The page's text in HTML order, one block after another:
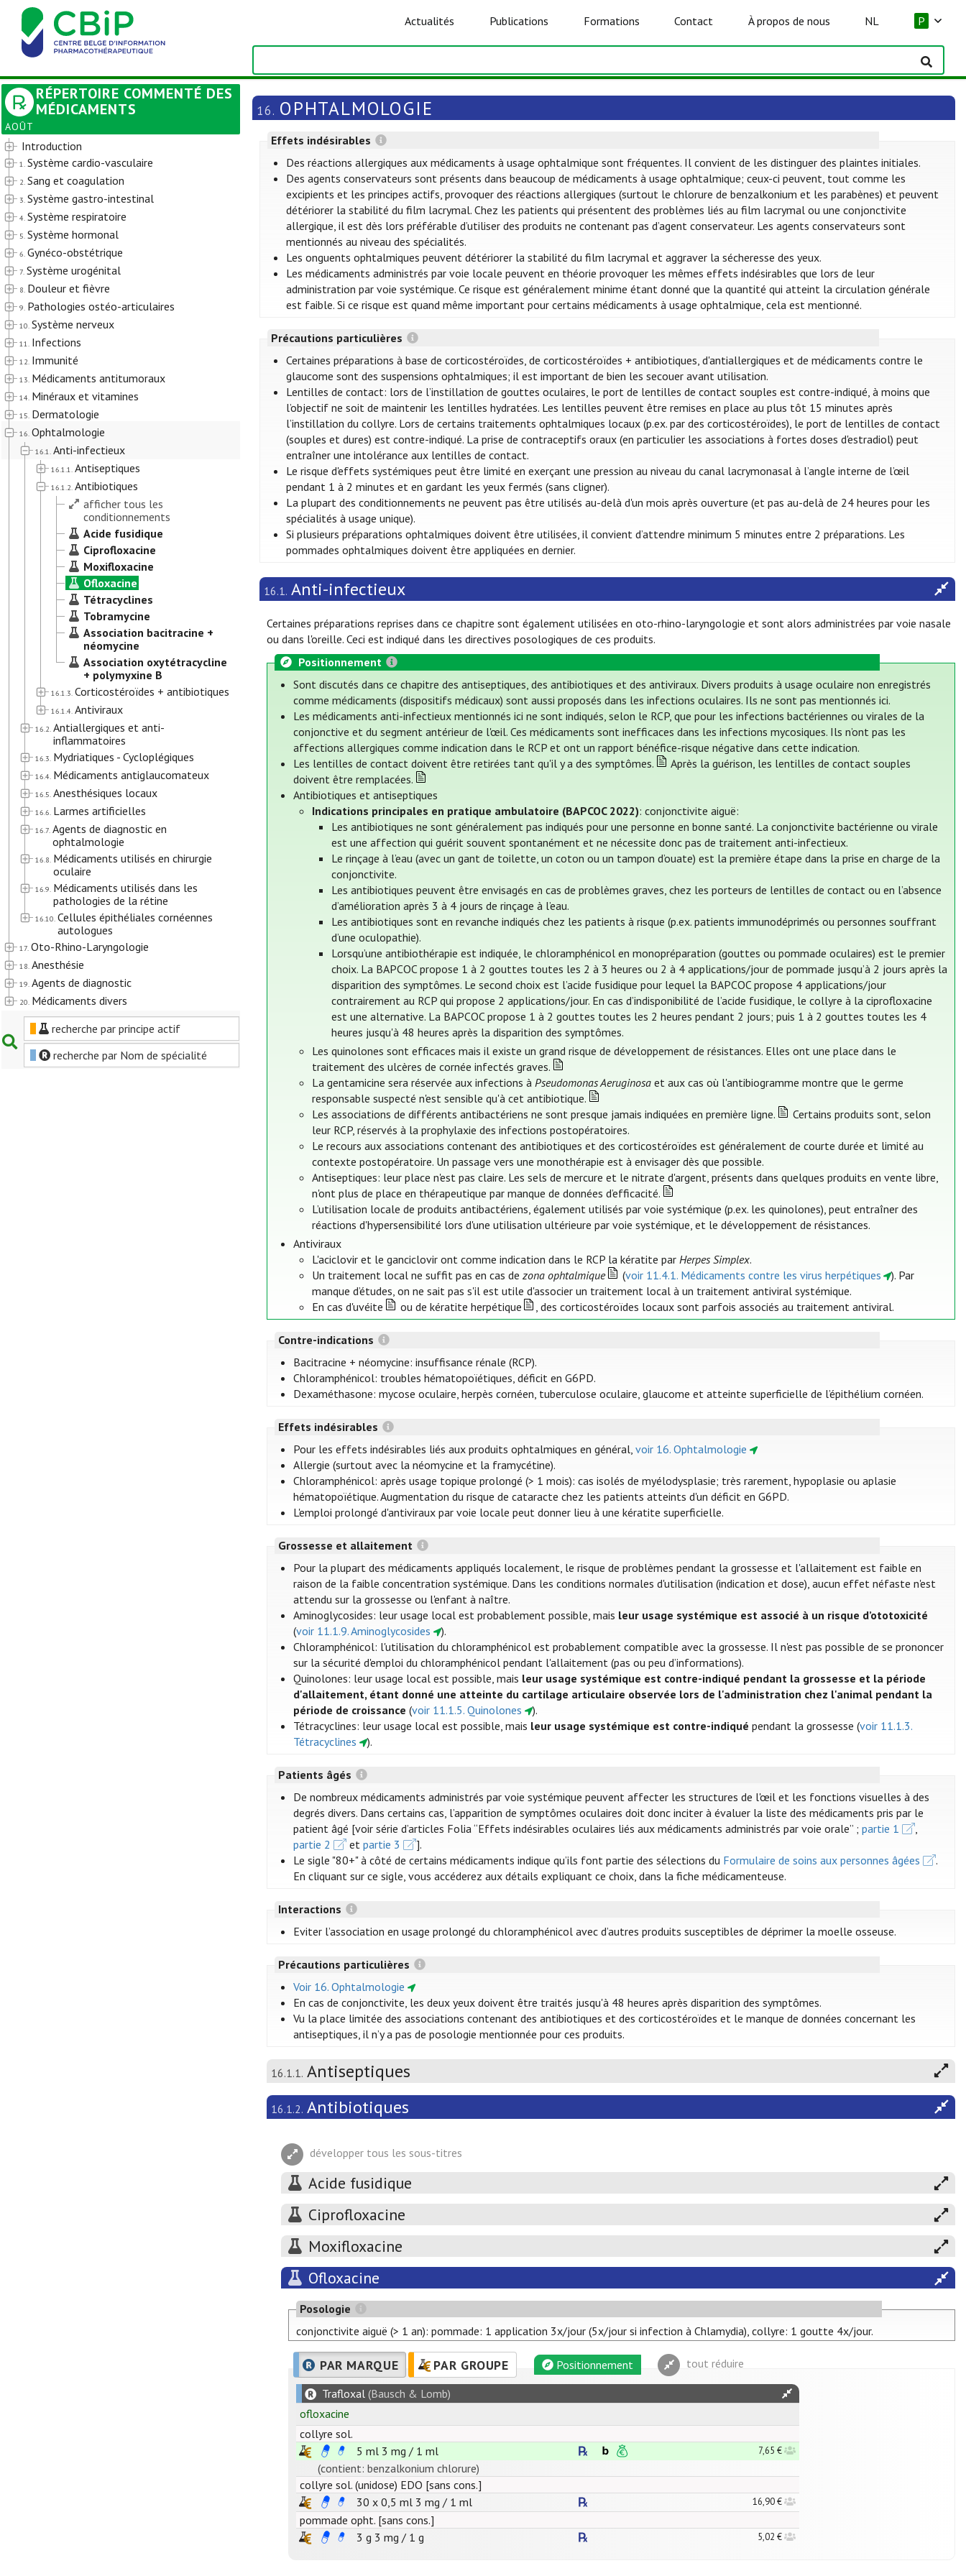
Actualités Publications Formations Contact À propos de nous NL P
RÉPERTOIRE COMMENTÉ DES
MÉDICAMENTS
AOÛT
Introduction
1. Système cardio-vasculaire
2. Sang et coagulation
3. Système gastro-intestinal
4. Système respiratoire
5. Système hormonal
6. Gynéco-obstétrique
7. Système urogénital
8. Douleur et fièvre
9. Pathologies ostéo-articulaires
10. Système nerveux
11. Infections
12. Immunité
13. Médicaments antitumoraux
14. Minéraux et vitamines
15. Dermatologie
16. Ophtalmologie
16.1. Anti-infectieux
16.1.1. Antiseptiques
16.1.2. Antibiotiques
afficher tous les
conditionnements
Acide fusidique
Ciprofloxacine
Moxifloxacine
Ofloxacine
Tétracyclines
Tobramycine
Association bacitracine +
néomycine
Association oxytétracycline
+ polymyxine B
16.1.3. Corticostéroïdes + antibiotiques
16.1.4. Antiviraux
16.2. Antiallergiques et anti-
inflammatoires
16.3. Mydriatiques - Cycloplégiques
16.4. Médicaments antiglaucomateux
16.5. Anesthésiques locaux
16.6. Larmes artificielles
16.7. Agents de diagnostic en
ophtalmologie
16.8. Médicaments utilisés en chirurgie
oculaire
16.9. Médicaments utilisés dans les
pathologies de la rétine
16.10. Cellules épithéliales cornéennes
autologues
17. Oto-Rhino-Laryngologie
18. Anesthésie
19. Agents de diagnostic
20. Médicaments divers
recherche par principe actif
recherche par Nom de spécialité
16. OPHTALMOLOGIE
Effets indésirables
Des réactions allergiques aux médicaments à usage ophtalmique sont fréquentes. Il convient de les distinguer des plaintes initiales.
Des agents conservateurs sont présents dans beaucoup de médicaments à usage ophtalmique; ceux-ci peuvent, tout comme les
excipients et les principes actifs, provoquer des réactions allergiques (surtout le chlorure de benzalkonium et les parabènes) et peuvent
détériorer la stabilité du film lacrymal. Chez les patients qui présentent des problèmes liés au film lacrymal ou une conjonctivite
allergique, il est dès lors préférable d’utiliser des produits ne contenant pas d’agent conservateur. Les agents conservateurs sont
mentionnés au niveau des spécialités.
Les onguents ophtalmiques peuvent détériorer la stabilité du film lacrymal et aggraver la sécheresse des yeux.
Les médicaments administrés par voie locale peuvent en théorie provoquer les mêmes effets indésirables que lors de leur
administration par voie systémique. Ce risque est généralement minime étant donné que la quantité qui atteint la circulation générale
est faible. Si ce risque est quand même important pour certains médicaments à usage ophtalmique, cela est mentionné.
Précautions particulières
Certaines préparations à base de corticostéroïdes, de corticostéroïdes + antibiotiques, d'antiallergiques et de médicaments contre le
glaucome sont des suspensions ophtalmiques; il est important de bien les secouer avant utilisation.
Lentilles de contact: lors de l’instillation de gouttes oculaires, le port de lentilles de contact souples est contre-indiqué, à moins que
l’objectif ne soit de maintenir les lentilles hydratées. Les lentilles peuvent être remises en place au plus tôt 15 minutes après
l’instillation du collyre. Lors de certains traitements ophtalmiques locaux (p.ex. par des corticostéroïdes), le port de lentilles de contact
(souples et dures) est contre-indiqué. La prise de contraceptifs oraux (en particulier les associations à fortes doses d'estradiol) peut
entraîner une intolérance aux lentilles de contact.
Le risque d'effets systémiques peut être limité en exerçant une pression au niveau du canal lacrymonasal à l’angle interne de l’œil
pendant 1 à 2 minutes et en gardant les yeux fermés (sans cligner).
La plupart des conditionnements ne peuvent pas être utilisés au-delà d'un mois après ouverture (et pas au-delà de 24 heures pour les
spécialités à usage unique).
Si plusieurs préparations ophtalmiques doivent être utilisées, il convient d’attendre minimum 5 minutes entre 2 préparations. Les
pommades ophtalmiques doivent être appliquées en dernier.
16.1. Anti-infectieux
Certaines préparations reprises dans ce chapitre sont également utilisées en oto-rhino-laryngologie et sont alors administrées par voie nasale
ou dans l'oreille. Ceci est indiqué dans les directives posologiques de ces produits.
Positionnement
Sont discutés dans ce chapitre des antiseptiques, des antibiotiques et des antiviraux. Divers produits à usage oculaire non enregistrés
comme médicaments (dispositifs médicaux) sont aussi proposés dans les infections oculaires. Ils ne sont pas mentionnés ici.
Les médicaments anti-infectieux mentionnés ici ne sont indiqués, selon le RCP, que pour les infections bactériennes ou virales de la
conjonctive et du segment antérieur de l'œil. Ces médicaments sont inefficaces dans les infections mycosiques. Ils n’ont pas les
affections allergiques comme indication dans le RCP et ont un rapport bénéfice-risque négative dans cette indication.
Les lentilles de contact doivent être retirées tant qu'il y a des symptômes.
Après la guérison, les lentilles de contact souples
doivent être remplacées.
Antibiotiques et antiseptiques
Indications principales en pratique ambulatoire (BAPCOC 2022): conjonctivite aiguë:
Les antibiotiques ne sont généralement pas indiqués pour une personne en bonne santé. La conjonctivite bactérienne ou virale
est une affection qui guérit souvent spontanément et ne nécessite donc pas de traitement anti-infectieux.
Le rinçage à l’eau (avec un gant de toilette, un coton ou un tampon d’ouate) est la première étape dans la prise en charge de la
conjonctivite.
Les antibiotiques peuvent être envisagés en cas de problèmes graves, chez les porteurs de lentilles de contact ou en l’absence
d’amélioration après 3 à 4 jours de rinçage à l’eau.
Les antibiotiques sont en revanche indiqués chez les patients à risque (p.ex. patients immunodéprimés ou personnes souffrant
d’une oculopathie).
Lorsqu’une antibiothérapie est indiquée, le chloramphénicol en monopréparation (gouttes ou pommade oculaires) est le premier
choix. La BAPCOC propose 1 à 2 gouttes toutes les 2 à 3 heures ou 2 à 4 applications/jour de pommade jusqu’à 2 jours après la
disparition des symptômes. Le second choix est l’acide fusidique pour lequel la BAPCOC propose 4 applications/jour
contrairement au RCP qui propose 2 applications/jour. En cas d’indisponibilité de l’acide fusidique, le collyre à la ciprofloxacine
est une alternative. La BAPCOC propose 1 à 2 gouttes toutes les 2 heures pendant 2 jours; puis 1 à 2 gouttes toutes les 4
heures jusqu'à 48 heures après la disparition des symptômes.
Les quinolones sont efficaces mais il existe un grand risque de développement de résistances. Elles ont une place dans le
traitement des ulcères de cornée infectés graves.
La gentamicine sera réservée aux infections àPseudomonas Aeruginosa et aux cas où l'antibiogramme montre que le germe
responsable suspecté n'est sensible qu'à cet antibiotique.
Les associations de différents antibactériens ne sont presque jamais indiquées en première ligne.
Certains produits sont, selon
leur RCP, réservés à la prophylaxie des infections postopératoires.
Le recours aux associations contenant des antibiotiques et des corticostéroïdes est généralement de courte durée et limité au
contexte postopératoire. Un passage vers une monothérapie est à envisager dès que possible.
Antiseptiques: leur place n'est pas claire. Les sels de mercure et le nitrate d'argent, présents dans quelques produits en vente libre,
n'ont plus de place en thérapeutique par manque de données d’efficacité.
L’utilisation locale de produits antibactériens, également utilisés par voie systémique (p.ex. les quinolones), peut entraîner des
réactions d'hypersensibilité lors d'une utilisation ultérieure par voie systémique, et le développement de résistances.
Antiviraux
L'aciclovir et le ganciclovir ont comme indication dans le RCP la kératite parHerpes Simplex.
Un traitement local ne suffit pas en cas dezona ophtalmique (voir 11.4.1. Médicaments contre les virus herpétiques
). Par
manque d’études, on ne sait pas s'il est utile d'associer un traitement local à un traitement antiviral systémique.
En cas d'uvéite
ou de kératite herpétique , des corticostéroïdes locaux sont parfois associés au traitement antiviral.
Contre-indications
Bacitracine + néomycine: insuffisance rénale (RCP).
Chloramphénicol: troubles hématopoïétiques, déficit en G6PD.
Dexaméthasone: mycose oculaire, herpès cornéen, tuberculose oculaire, glaucome et atteinte superficielle de l’épithélium cornéen.
Effets indésirables
Pour les effets indésirables liés aux produits ophtalmiques en général,voir 16. Ophtalmologie
Allergie (surtout avec la néomycine et la framycétine).
Chloramphénicol: après usage topique prolongé (> 1 mois): cas isolés de myélodysplasie; très rarement, hypoplasie ou aplasie
hématopoïétique. Augmentation du risque de cataracte chez les patients atteints d'un déficit en G6PD.
L'emploi prolongé d'antiviraux par voie locale peut donner lieu à une kératite superficielle.
Grossesse et allaitement
Pour la plupart des médicaments appliqués localement, le risque de problèmes pendant la grossesse et l'allaitement est faible en
raison de la faible concentration systémique. Dans les conditions normales d'utilisation (indication et dose), aucun effet néfaste n'est
attendu sur la grossesse ou l'enfant à naître.
Aminoglycosides: leur usage local est probablement possible, mais leur usage systémique est associé à un risque d’ototoxicité
(voir 11.1.9. Aminoglycosides
).
Chloramphénicol: l'utilisation du chloramphénicol est probablement compatible avec la grossesse. Il n'est pas possible de se prononcer
sur la sécurité d'emploi du chloramphénicol pendant l'allaitement (pas ou peu d’informations).
Quinolones: leur usage local est possible, mais leur usage systémique est contre-indiqué pendant la grossesse et la période
d'allaitement, étant donné une atteinte du cartilage articulaire observée lors de l'administration chez l'animal pendant la
période de croissance (voir 11.1.5. Quinolones
).
Tétracyclines: leur usage local est possible, mais leur usage systémique est contre-indiqué pendant la grossesse (voir 11.1.3.
Tétracyclines
).
Patients âgés
De nombreux médicaments administrés par voie systémique peuvent affecter les structures de l'œil et les fonctions visuelles à des
degrés divers. Dans certains cas, l’apparition de symptômes oculaires doit donc inciter à évaluer la liste des médicaments pris par le
patient âgé [voir série d’articles Folia “Effets indésirables oculaires liés aux médicaments administrés par voie orale” ;partie 1
,
partie 2
etpartie 3
].
Le sigle "80+" à côté de certains médicaments indique qu’ils font partie des sélections du Formulaire de soins aux personnes âgées
.
En cliquant sur ce sigle, vous accéderez aux détails expliquant ce choix, dans la fiche médicamenteuse.
Interactions
Eviter l’association en usage prolongé du chloramphénicol avec d’autres produits susceptibles de déprimer la moelle osseuse.
Précautions particulières
Voir 16. Ophtalmologie
En cas de conjonctivite, les deux yeux doivent être traités jusqu'à 48 heures après disparition des symptômes.
Vu la place limitée des associations contenant des antibiotiques et des corticostéroïdes et le manque de données concernant les
antiseptiques, il n’y a pas de posologie mentionnée pour ces produits.
16.1.1. Antiseptiques
16.1.2. Antibiotiques
développer tous les sous-titres
Acide fusidique
Ciprofloxacine
Moxifloxacine
Ofloxacine
Posologie
conjonctivite aiguë (> 1 an): pommade: 1 application 3x/jour (5x/jour si infection à Chlamydia), collyre: 1 goutte 4x/jour.
PAR MARQUE PAR GROUPE Positionnement tout réduire
Trafloxal (Bausch & Lomb)
ofloxacine
collyre sol.
5 ml 3 mg / 1 ml 7,65 €
(contient: benzalkonium chlorure)
collyre sol. (unidose) EDO [sans cons.]
30 x 0,5 ml 3 mg / 1 ml 16,90 €
pommade opht. [sans cons.]
3 g 3 mg / 1 g 5,02 €